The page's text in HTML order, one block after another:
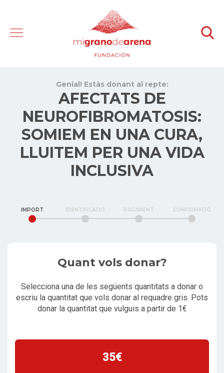
Genial! Estàs donant al repte:
AFECTATS DE
NEUROFIBROMATOSIS:
SOMIEM EN UNA CURA,
LLUITEM PER UNA VIDA
INCLUSIVA
IMPORT IDENTIFICACIÓ PAGAMENT CONFIRMACIÓ
Quant vols donar?
Selecciona una de les següents quantitats a donar o
escriu la quantitat que vols donar al requadre gris. Pots
donar la quantitat que vulguis a partir de 1€
35€